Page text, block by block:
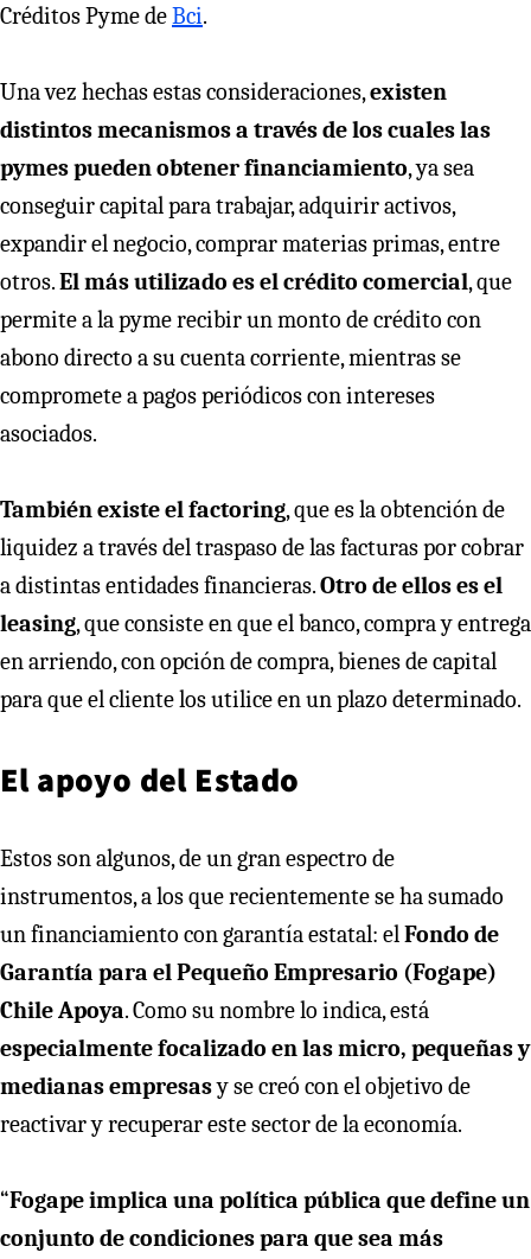
Créditos Pyme deBci.
Una vez hechas estas consideraciones,existen
distintos mecanismos a través de los cuales las
pymes pueden obtener financiamiento, ya sea
conseguir capital para trabajar, adquirir activos,
expandir el negocio, comprar materias primas, entre
otros.El más utilizado es el crédito comercial, que
permite a la pyme recibir un monto de crédito con
abono directo a su cuenta corriente, mientras se
compromete a pagos periódicos con intereses
asociados.
También existe el factoring, que es la obtención de
liquidez a través del traspaso de las facturas por cobrar
a distintas entidades financieras.Otro de ellos es el
leasing, que consiste en que el banco, compra y entrega
en arriendo, con opción de compra, bienes de capital
para que el cliente los utilice en un plazo determinado.
El apoyo del Estado
Estos son algunos, de un gran espectro de
instrumentos, a los que recientemente se ha sumado
un financiamiento con garantía estatal: elFondo de
Garantía para el Pequeño Empresario (Fogape)
Chile Apoya. Como su nombre lo indica, está
especialmente focalizado en las micro, pequeñas y
medianas empresasy se creó con el objetivo de
reactivar y recuperar este sector de la economía.
“Fogape implica una política pública que define un
conjunto de condiciones para que sea más